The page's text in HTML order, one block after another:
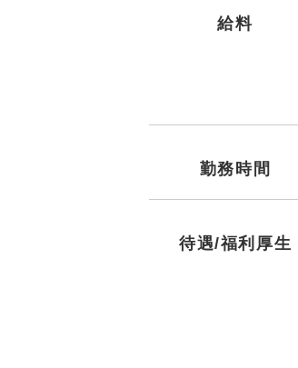
給料
勤務時間
待遇/福利厚生